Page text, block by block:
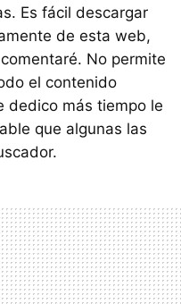
Es fácil descargar
de esta web,
No permite
el contenido
dedico más tiempo le
que algunas las